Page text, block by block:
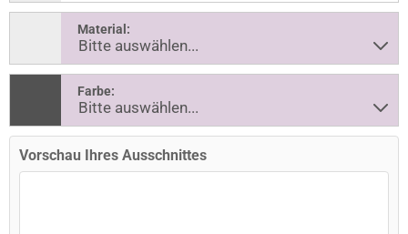
Material:
Farbe:
Vorschau Ihres Ausschnittes